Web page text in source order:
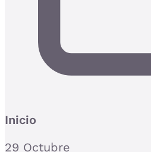
Inicio
29 Octubre